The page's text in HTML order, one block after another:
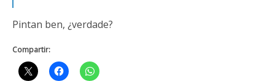
Pintan ben, ¿verdade?
Compartir: